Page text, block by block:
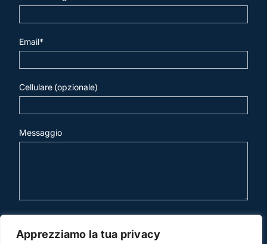
Apprezziamo la tua privacy
Email*
Cellulare (opzionale)
Messaggio
invia mail